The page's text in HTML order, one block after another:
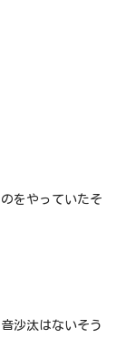
をやっていたそ
沙汰はないそう